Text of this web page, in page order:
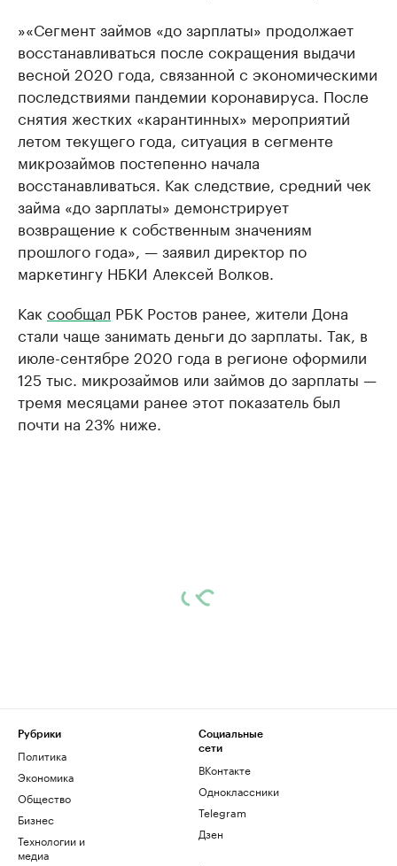
»«Сегмент займов «до зарплаты» продолжает
восстанавливаться после сокращения выдачи
весной 2020 года, связанной с экономическими
последствиями пандемии коронавируса. После
снятия жестких «карантинных» мероприятий
летом текущего года, ситуация в сегменте
микрозаймов постепенно начала
восстанавливаться. Как следствие, средний чек
займа «до зарплаты» демонстрирует
возвращение к собственным значениям
прошлого года», — заявил директор по
маркетингу НБКИ Алексей Волков.
Как сообщал РБК Ростов ранее, жители Дона
стали чаще занимать деньги до зарплаты. Так, в
июле-сентябре 2020 года в регионе оформили
125 тыс. микрозаймов или займов до зарплаты —
тремя месяцами ранее этот показатель был
почти на 23% ниже.
Рубрики
Политика
Экономика
Общество
Бизнес
Технологии и
медиа
Социальные
сети
ВКонтакте
Одноклассники
Telegram
Дзен